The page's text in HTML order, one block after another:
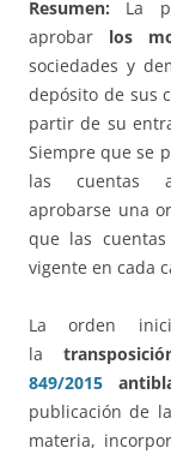
Resumen: La
aprobar los
sociedades y
depósito de sus
partir de su
Siempre que se
las cuentas
aprobarse una
que las
vigente en cada
La orden
la
849/2015
publicación de
materia,